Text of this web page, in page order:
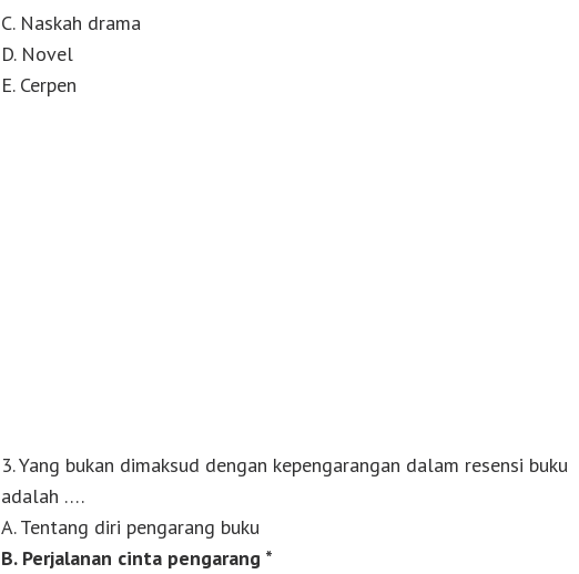
C. Naskah drama
D. Novel
E. Cerpen
3. Yang bukan dimaksud dengan kepengarangan dalam resensi buku
adalah ….
A. Tentang diri pengarang buku
B. Perjalanan cinta pengarang *